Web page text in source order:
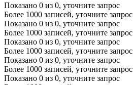
Показано 0 из 0, уточните запрос
Более 1000 записей, уточните запрос
Показано 0 из 0, уточните запрос
Более 1000 записей, уточните запрос
Показано 0 из 0, уточните запрос
Более 1000 записей, уточните запрос
Показано 0 из 0, уточните запрос
Более 1000 записей, уточните запрос
Показано 0 из 0, уточните запрос